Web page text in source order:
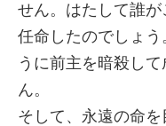
せん。はたして誰
任命したのでしょ
うに前主を暗殺し
ん。
そして、永遠の命